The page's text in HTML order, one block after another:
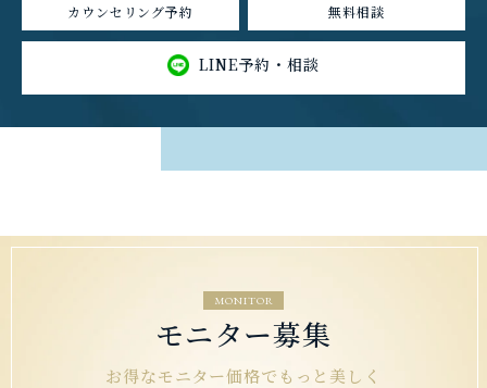
カウンセリング予約 無料相談
LINE予約・相談
MONITOR
モニター募集
お得なモニター価格でもっと美しく